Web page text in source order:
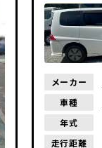
メーカー
車種
年式
走行距離